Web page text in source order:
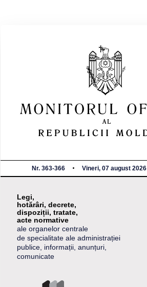
Nr. 363-366 Vineri, 07 august 2026
Legi,
hotărâri, decrete,
dispoziții, tratate,
acte normative
ale organelor centrale
de specialitate ale administrației
publice, informații, anunțuri,
comunicate